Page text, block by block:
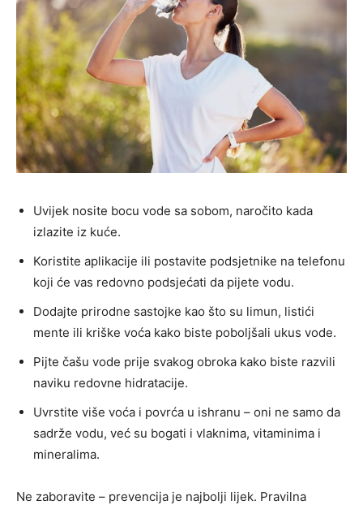
Uvijek nosite bocu vode sa sobom, naročito kada
izlazite iz kuće.
Koristite aplikacije ili postavite podsjetnike na telefonu
koji će vas redovno podsjećati da pijete vodu.
Dodajte prirodne sastojke kao što su limun, listići
mente ili kriške voća kako biste poboljšali ukus vode.
Pijte čašu vode prije svakog obroka kako biste razvili
naviku redovne hidratacije.
Uvrstite više voća i povrća u ishranu – oni ne samo da
sadrže vodu, već su bogati i vlaknima, vitaminima i
mineralima.
Ne zaboravite – prevencija je najbolji lijek. Pravilna